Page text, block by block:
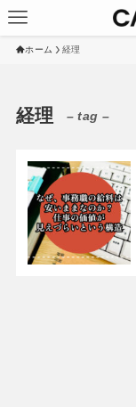
ホーム 経理
経理 – tag –